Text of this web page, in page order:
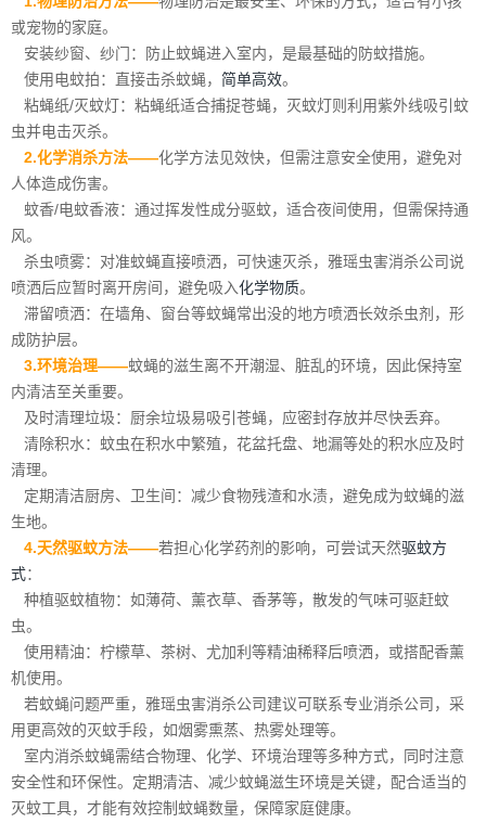
或宠物的家庭。
安装纱窗、纱门：防止蚊蝇进入室内，是最基础的防蚊措施。
使用电蚊拍：直接击杀蚊蝇， 简单高效。
粘蝇纸/灭蚊灯：粘蝇纸适合捕捉苍蝇，灭蚊灯则利用紫外线吸引蚊
虫并电击灭杀。
2.化学消杀方法——化学方法见效快，但需注意安全使用，避免对
人体造成伤害。
蚊香/电蚊香液：通过挥发性成分驱蚊，适合夜间使用，但需保持通
风。
杀虫喷雾：对准蚊蝇直接喷洒，可快速灭杀，雅瑶虫害消杀公司说
喷洒后应暂时离开房间，避免吸入化学物质。
滞留喷洒：在墙角、窗台等蚊蝇常出没的地方喷洒长效杀虫剂，形
成防护层。
3.环境治理——蚊蝇的滋生离不开潮湿、脏乱的环境，因此保持室
内清洁至关重要。
及时清理垃圾：厨余垃圾易吸引苍蝇，应密封存放并尽快丢弃。
清除积水：蚊虫在积水中繁殖，花盆托盘、地漏等处的积水应及时
清理。
定期清洁厨房、卫生间：减少食物残渣和水渍，避免成为蚊蝇的滋
生地。
4.天然驱蚊方法——若担心化学药剂的影响，可尝试天然驱蚊方
式：
种植驱蚊植物：如薄荷、薰衣草、香茅等，散发的气味可驱赶蚊
虫。
使用精油：柠檬草、茶树、尤加利等精油稀释后喷洒，或搭配香薰
机使用。
若蚊蝇问题严重，雅瑶虫害消杀公司建议可联系专业消杀公司，采
用更高效的灭蚊手段，如烟雾熏蒸、热雾处理等。
室内消杀蚊蝇需结合物理、化学、环境治理等多种方式，同时注意
安全性和环保性。定期清洁、减少蚊蝇滋生环境是关键，配合适当的
灭蚊工具，才能有效控制蚊蝇数量，保障家庭健康。